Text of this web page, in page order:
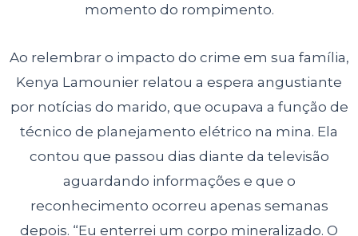
momento do rompimento.
Ao relembrar o impacto do crime em sua família,
Kenya Lamounier relatou a espera angustiante
por notícias do marido, que ocupava a função de
técnico de planejamento elétrico na mina. Ela
contou que passou dias diante da televisão
aguardando informações e que o
reconhecimento ocorreu apenas semanas
depois. “Eu enterrei um corpo mineralizado. O